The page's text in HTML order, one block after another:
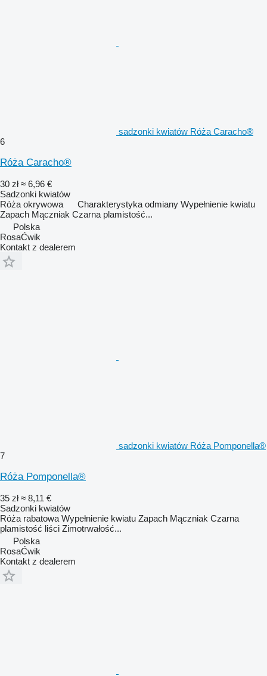
sadzonki kwiatów Róża Caracho®
6
Róża Caracho®
30 zł ≈ 6,96 €
Sadzonki kwiatów
Róża okrywowa Charakterystyka odmiany Wypełnienie kwiatu
Zapach Mączniak Czarna plamistość...
Polska
RosaĆwik
Kontakt z dealerem
sadzonki kwiatów Róża Pomponella®
7
Róża Pomponella®
35 zł ≈ 8,11 €
Sadzonki kwiatów
Róża rabatowa Wypełnienie kwiatu Zapach Mączniak Czarna
plamistość liści Zimotrwałość...
Polska
RosaĆwik
Kontakt z dealerem